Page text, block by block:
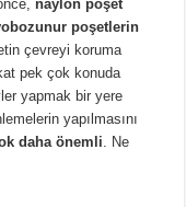
naylon poşet
poşetlerin
çevreyi koruma
pek çok konuda
yapmak bir yere
yapılmasını
daha önemli . Ne